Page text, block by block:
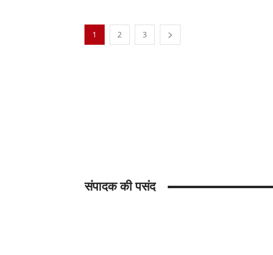
1 2 3
संपादक की पसंद